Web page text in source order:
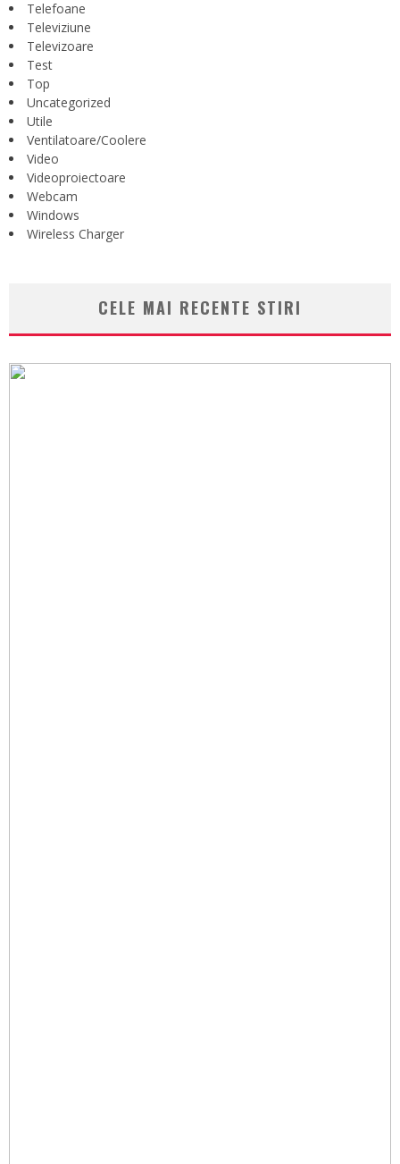
Telefoane
Televiziune
Televizoare
Test
Top
Uncategorized
Utile
Ventilatoare/Coolere
Video
Videoproiectoare
Webcam
Windows
Wireless Charger
CELE MAI RECENTE STIRI